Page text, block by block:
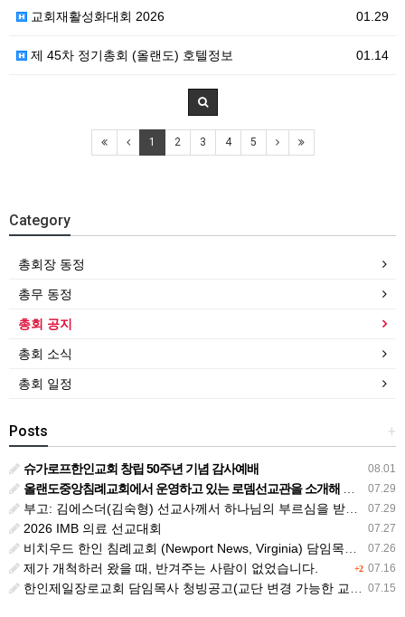
01.29
교회재활성화대회 2026
01.14
제 45차 정기총회 (올랜도) 호텔정보
1 2 3 4 5
Category
총회장 동정
총무 동정
총회 공지
총회 소식
총회 일정
+
Posts
08.01
슈가로프한인교회 창립 50주년 기념 감사예배
07.29
올랜도중앙침례교회에서 운영하고 있는 로뎀선교관을 소개해 드립니다
07.29
부고: 김에스더(김숙형) 선교사께서 하나님의 부르심을 받았습니다.
07.27
2026 IMB 의료 선교대회
07.26
비치우드 한인 침례교회 (Newport News, Virginia) 담임목사 청빙
+2 07.16
제가 개척하러 왔을 때, 반겨주는 사람이 없었습니다.
07.15
한인제일장로교회 담임목사 청빙공고(교단 변경 가능한 교회)